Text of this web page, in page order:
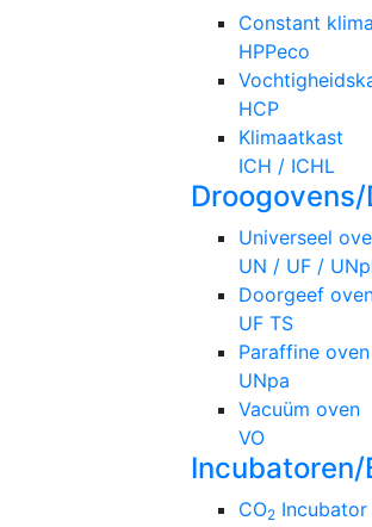
Constant
HPPeco
HCP
Klimaatkast
ICH / ICHL
Universeel
UN / UF /
Doorgeef
UF TS
Paraffine oven
UNpa
Vacuüm oven
VO
CO2 Incubator